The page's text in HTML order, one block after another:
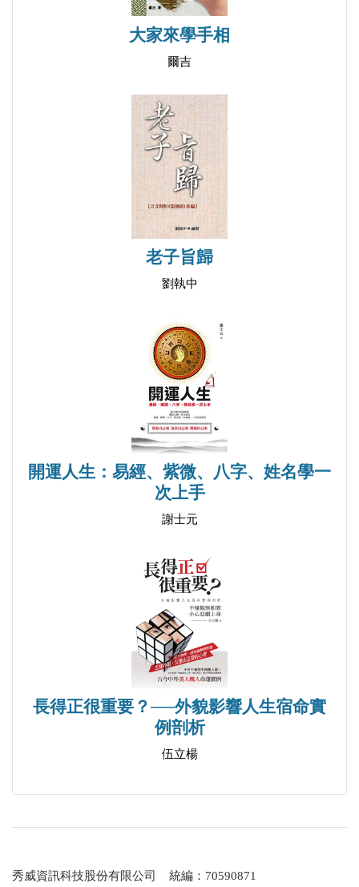
大家來學手相
爾吉
老子旨歸
劉執中
開運人生：易經、紫微、八字、姓名學一
次上手
謝士元
長得正很重要？──外貌影響人生宿命實
例剖析
伍立楊
秀威資訊科技股份有限公司 統編：70590871